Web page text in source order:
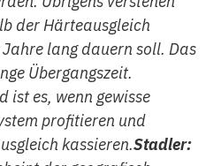
der Härteausgleich
lang dauern soll. Das
Übergangszeit.
ist es, wenn gewisse
profitieren und
kassieren.Stadler: